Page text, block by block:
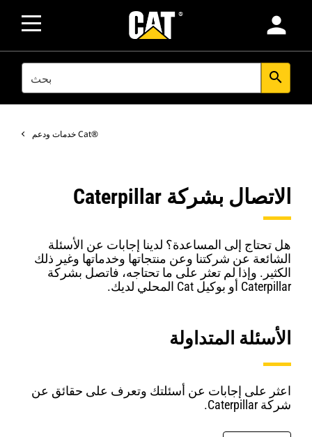
person
SEARCH search
خدمات ودعم Cat®‎
الاتصال بشركة Caterpillar
هل تحتاج إلى المساعدة؟ لدينا إجابات عن الأسئلة
الشائعة عن شركتنا وعن منتجاتها وخدماتها وغير ذلك
الكثير. وإذا لم تعثر على ما تحتاجه، فاتصل بشركة
Caterpillar أو بوكيل Cat المحلي لديك.
الأسئلة المتداولة
اعثر على إجابات عن أسئلتك وتعرف على حقائق عن
شركة Caterpillar.